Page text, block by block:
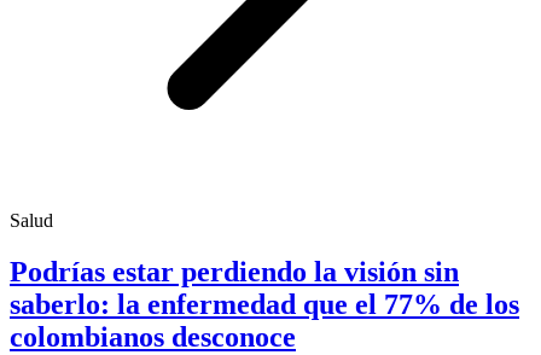
Salud
Podrías estar perdiendo la visión sin
saberlo: la enfermedad que el 77% de los
colombianos desconoce